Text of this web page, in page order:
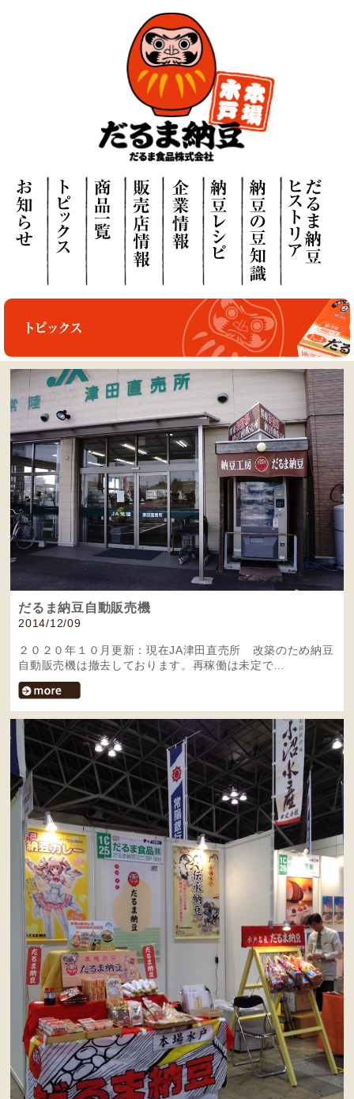
だるま納豆自動販売機
2014/12/09
２０２０年１０月更新：現在JA津田直売所 改築のため納豆
自動販売機は撤去しております。再稼働は未定で…